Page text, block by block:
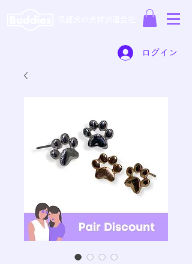
ログイン